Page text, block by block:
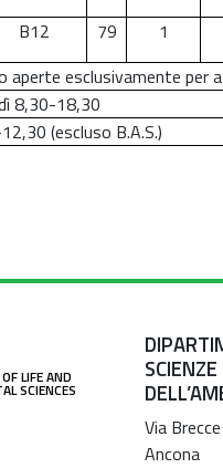
B12 79 1
aperte esclusivamente
8,30-18,30
(escluso B.A.S.)
LIFE AND
SCIENCES
Via
Ancona